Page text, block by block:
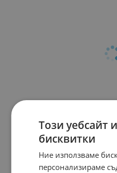
Този уебсайт
бисквитки
Ние използваме
персонализираме